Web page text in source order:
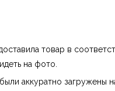
товар в
на фото.
аккуратно загружены